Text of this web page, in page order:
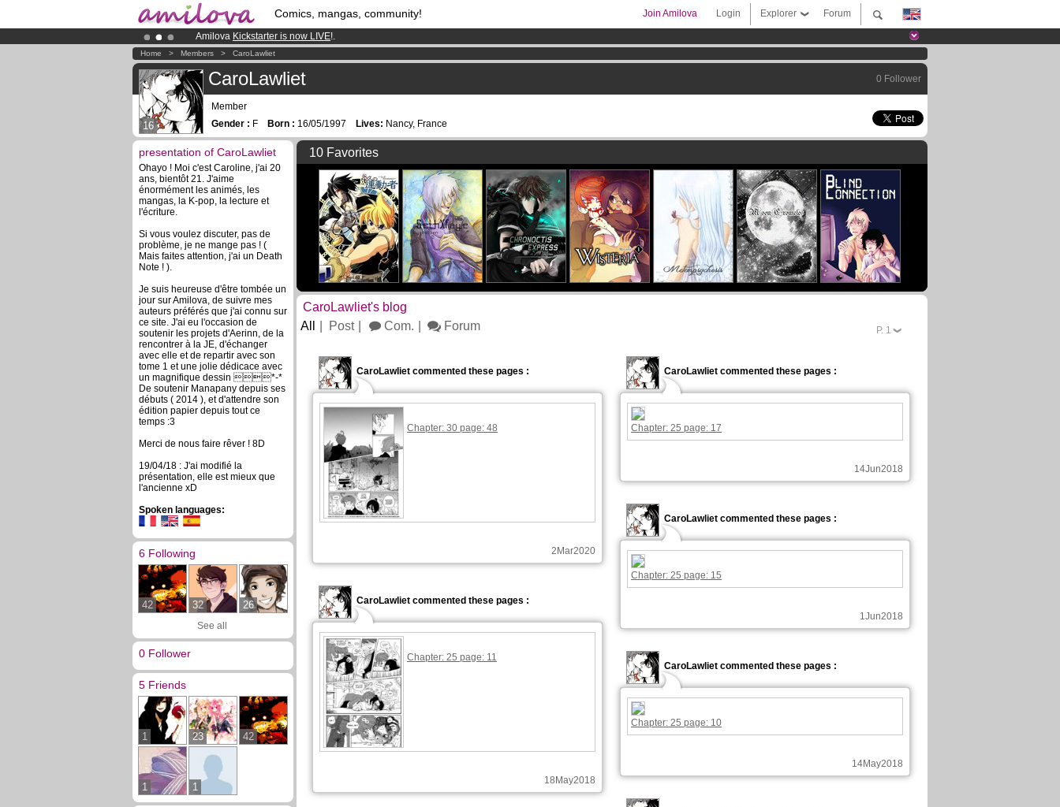
Comics, mangas, community! Forum
Explorer
Login
Join Amilova
Amilova Kickstarter is now LIVE!.
Already 100000membersand 1000comics & mangas!.
Home > Members > CaroLawliet
0 Follower
16
CaroLawliet
Member
Gender : F Born : 16/05/1997 Lives: Nancy, France
presentation of CaroLawliet
Ohayo ! Moi c'est Caroline, j'ai 20
ans, bientôt 21. J'aime
énormément les animés, les
mangas, la K-pop, la lecture et
l'écriture.
Si vous voulez discuter, pas de
problème, je ne mange pas ! (
Mais faites attention, j'ai un Death
Note ! ).
Je suis heureuse d'être tombée un
jour sur Amilova, de suivre mes
auteurs préférés que j'ai connu sur
ce site. J'ai eu l'occasion de
soutenir les projets d'Aerinn, de la
rencontrer à la JE, d'échanger
avec elle et de repartir avec son
tome 1 et une jolie dédicace avec
un magnifique dessin *-*
De soutenir Manapany depuis ses
débuts ( 2014 ), et d'attendre son
édition papier depuis tout ce
temps :3
Merci de nous faire rêver ! 8D
19/04/18 : J'ai modifié la
présentation, elle est mieux que
l'ancienne xD
Spoken languages:
6 Following
42 32 26
See all
0 Follower
5 Friends
1 23 42
1 1
10 Favorites
CaroLawliet's blog
P. 1
All Post Com. Forum
CaroLawliet commented these pages :
Chapter: 30 page: 48
2Mar2020
CaroLawliet commented these pages :
Chapter: 25 page: 17
14Jun2018
CaroLawliet commented these pages :
Chapter: 25 page: 15
1Jun2018
CaroLawliet commented these pages :
Chapter: 25 page: 11
18May2018
CaroLawliet commented these pages :
Chapter: 25 page: 10
14May2018